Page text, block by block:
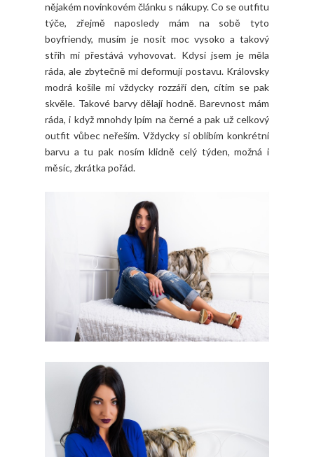
nějakém novinkovém článku s nákupy. Co se outfitu
týče, zřejmě naposledy mám na sobě tyto
boyfriendy, musím je nosit moc vysoko a takový
střih mi přestává vyhovovat. Kdysi jsem je měla
ráda, ale zbytečně mi deformují postavu. Královsky
modrá košile mi vždycky rozzáří den, cítím se pak
skvěle. Takové barvy dělají hodně. Barevnost mám
ráda, i když mnohdy lpím na černé a pak už celkový
outfit vůbec neřeším. Vždycky si oblíbím konkrétní
barvu a tu pak nosím klidně celý týden, možná i
měsíc, zkrátka pořád.